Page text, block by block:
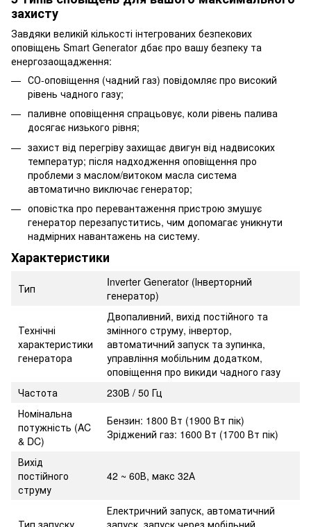
захисту
Завдяки великій кількості інтегрованих безпекових
оповіщень Smart Generator дбає про вашу безпеку та
енергозаощадження:
СО-оповіщення (чадний газ) повідомляє про високий
рівень чадного газу;
паливне оповіщення спрацьовує, коли рівень палива
досягає низького рівня;
захист від перегріву захищає двигун від надвисоких
температур; після надходження оповіщення про
проблеми з маслом/витоком масла система
автоматично виключає генератор;
оповістка про перевантаження пристрою змушує
генератор перезапуститись, чим допомагає уникнути
надмірних навантажень на систему.
Характеристики
Тип
Inverter Generator (Інверторний
генератор)
Технічні
характеристики
генератора
Двопаливний, вихід постійного та
змінного струму, інвертор,
автоматичний запуск та зупинка,
управління мобільним додатком,
оповіщення про викиди чадного газу
Частота
230В / 50 Гц
Номінальна
потужність (AC
& DC)
Бензин: 1800 Вт (1900 Вт пік)
Зріджений газ: 1600 Вт (1700 Вт пік)
Вихід
постійного
струму
42 ~ 60В, макс 32А
Тип запуску
Електричний запуск, автоматичний
запуск, запуск через мобільний